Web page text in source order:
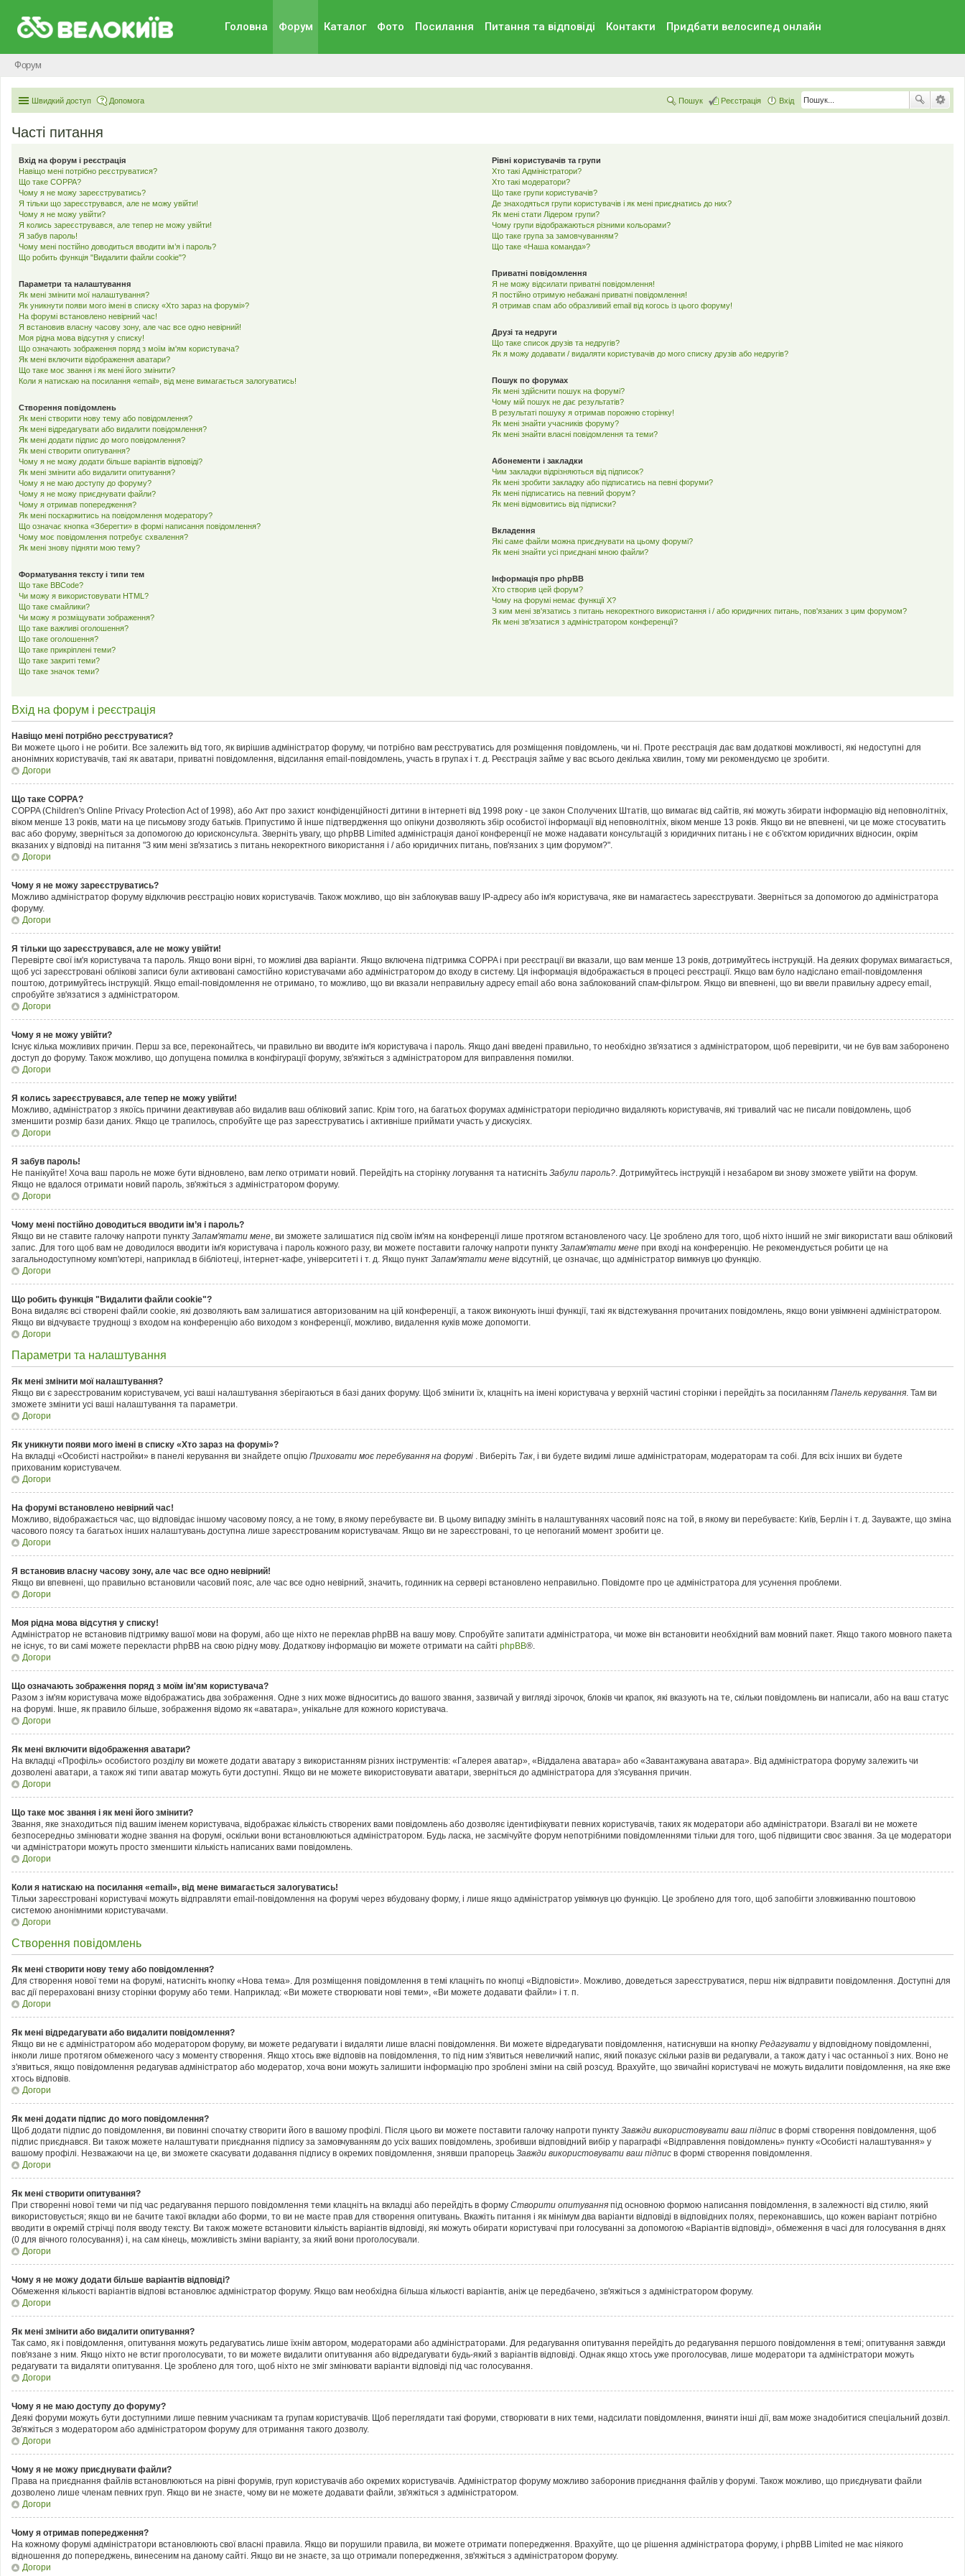
Головна Форум Каталог Фото Посилання Питання та вiдповiдi Контакти Придбати велосипед онлайн
Форум
Швидкий доступ Допомога Вхід
Реєстрація
Пошук
Часті питання
Вхід на форум і реєстрація
Навіщо мені потрібно реєструватися?
Що таке COPPA?
Чому я не можу зареєструватись?
Я тільки що зареєструвався, але не можу увійти!
Чому я не можу увійти?
Я колись зареєструвався, але тепер не можу увійти!
Я забув пароль!
Чому мені постійно доводиться вводити ім’я і пароль?
Що робить функція "Видалити файли cookie"?
Параметри та налаштування
Як мені змінити мої налаштування?
Як уникнути появи мого імені в списку «Хто зараз на форумі»?
На форумі встановлено невірний час!
Я встановив власну часову зону, але час все одно невірний!
Моя рідна мова відсутня у списку!
Що означають зображення поряд з моїм ім'ям користувача?
Як мені включити відображення аватари?
Що таке моє звання і як мені його змінити?
Коли я натискаю на посилання «email», від мене вимагається залогуватись!
Створення повідомлень
Як мені створити нову тему або повідомлення?
Як мені відредагувати або видалити повідомлення?
Як мені додати підпис до мого повідомлення?
Як мені створити опитування?
Чому я не можу додати більше варіантів відповіді?
Як мені змінити або видалити опитування?
Чому я не маю доступу до форуму?
Чому я не можу приєднувати файли?
Чому я отримав попередження?
Як мені поскаржитись на повідомлення модератору?
Що означає кнопка «Зберегти» в формі написання повідомлення?
Чому моє повідомлення потребує схвалення?
Як мені знову підняти мою тему?
Форматування тексту і типи тем
Що таке BBCode?
Чи можу я використовувати HTML?
Що таке смайлики?
Чи можу я розміщувати зображення?
Що таке важливі оголошення?
Що таке оголошення?
Що таке прикріплені теми?
Що таке закриті теми?
Що таке значок теми?
Рівні користувачів та групи
Хто такі Адміністратори?
Хто такі модератори?
Що таке групи користувачів?
Де знаходяться групи користувачів і як мені приєднатись до них?
Як мені стати Лідером групи?
Чому групи відображаються різними кольорами?
Що таке група за замовчуванням?
Що таке «Наша команда»?
Приватні повідомлення
Я не можу відсилати приватні повідомлення!
Я постійно отримую небажані приватні повідомлення!
Я отримав спам або образливий email від когось із цього форуму!
Друзі та недруги
Що таке список друзів та недругів?
Як я можу додавати / видаляти користувачів до мого списку друзів або недругів?
Пошук по форумах
Як мені здійснити пошук на форумі?
Чому мій пошук не дає результатів?
В результаті пошуку я отримав порожню сторінку!
Як мені знайти учасників форуму?
Як мені знайти власні повідомлення та теми?
Абонементи і закладки
Чим закладки відрізняються від підписок?
Як мені зробити закладку або підписатись на певні форуми?
Як мені підписатись на певний форум?
Як мені відмовитись від підписки?
Вкладення
Які саме файли можна приєднувати на цьому форумі?
Як мені знайти усі приєднані мною файли?
Інформація про phpBB
Хто створив цей форум?
Чому на форумі немає функції X?
З ким мені зв'язатись з питань некоректного використання і / або юридичних питань, пов'язаних з цим форумом?
Як мені зв'язатися з адміністратором конференції?
Вхід на форум і реєстрація
Навіщо мені потрібно реєструватися?
Ви можете цього і не робити. Все залежить від того, як вирішив адміністратор форуму, чи потрібно вам реєструватись для розміщення повідомлень, чи ні. Проте реєстрація дає вам додаткові можливості, які недоступні для
анонімних користувачів, такі як аватари, приватні повідомлення, відсилання email-повідомлень, участь в групах і т. д. Реєстрація займе у вас всього декілька хвилин, тому ми рекомендуємо це зробити.
Догори
Що таке COPPA?
COPPA (Children's Online Privacy Protection Act of 1998), або Акт про захист конфіденційності дитини в інтернеті від 1998 року - це закон Сполучених Штатів, що вимагає від сайтів, які можуть збирати інформацію від неповнолітніх,
віком менше 13 років, мати на це письмову згоду батьків. Припустимо й інше підтвердження що опікуни дозволяють збір особистої інформації від неповнолітніх, віком менше 13 років. Якщо ви не впевнені, чи це може стосуватить
вас або форуму, зверніться за допомогою до юрисконсульта. Зверніть увагу, що phpBB Limited адміністрація даної конференції не може надавати консультацій з юридичних питань і не є об'єктом юридичних відносин, окрім
вказаних у відповіді на питання "З ким мені зв'язатись з питань некоректного використання і / або юридичних питань, пов'язаних з цим форумом?".
Догори
Чому я не можу зареєструватись?
Можливо адміністратор форуму відключив реєстрацію нових користувачів. Також можливо, що він заблокував вашу IP-адресу або ім'я користувача, яке ви намагаєтесь зареєструвати. Зверніться за допомогою до адміністратора
форуму.
Догори
Я тільки що зареєструвався, але не можу увійти!
Перевірте свої ім'я користувача та пароль. Якщо вони вірні, то можливі два варіанти. Якщо включена підтримка COPPA і при реєстрації ви вказали, що вам менше 13 років, дотримуйтесь інструкцій. На деяких форумах вимагається,
щоб усі зареєстровані облікові записи були активовані самостійно користувачами або адміністратором до входу в систему. Ця інформація відображається в процесі реєстрації. Якщо вам було надіслано email-повідомлення
поштою, дотримуйтесь інструкцій. Якщо email-повідомлення не отримано, то можливо, що ви вказали неправильну адресу email або вона заблокований спам-фільтром. Якщо ви впевнені, що ви ввели правильну адресу email,
спробуйте зв'язатися з адміністратором.
Догори
Чому я не можу увійти?
Існує кілька можливих причин. Перш за все, переконайтесь, чи правильно ви вводите ім'я користувача і пароль. Якщо дані введені правильно, то необхідно зв'язатися з адміністратором, щоб перевірити, чи не був вам заборонено
доступ до форуму. Також можливо, що допущена помилка в конфігурації форуму, зв'яжіться з адміністратором для виправлення помилки.
Догори
Я колись зареєструвався, але тепер не можу увійти!
Можливо, адміністратор з якоїсь причини деактивував або видалив ваш обліковий запис. Крім того, на багатьох форумах адміністратори періодично видаляють користувачів, які тривалий час не писали повідомлень, щоб
зменшити розмір бази даних. Якщо це трапилось, спробуйте ще раз зареєструватись і активніше приймати участь у дискусіях.
Догори
Я забув пароль!
Не панікуйте! Хоча ваш пароль не може бути відновлено, вам легко отримати новий. Перейдіть на сторінку логування та натисніть Забули пароль?. Дотримуйтесь інструкцій і незабаром ви знову зможете увійти на форум.
Якщо не вдалося отримати новий пароль, зв'яжіться з адміністратором форуму.
Догори
Чому мені постійно доводиться вводити ім’я і пароль?
Якщо ви не ставите галочку напроти пункту Запам'ятати мене, ви зможете залишатися під своїм ім'ям на конференції лише протягом встановленого часу. Це зроблено для того, щоб ніхто інший не зміг використати ваш обліковий
запис. Для того щоб вам не доводилося вводити ім'я користувача і пароль кожного разу, ви можете поставити галочку напроти пункту Запам'ятати мене при вході на конференцію. Не рекомендується робити це на
загальнодоступному комп'ютері, наприклад в бібліотеці, інтернет-кафе, університеті і т. д. Якщо пункт Запам'ятати мене відсутній, це означає, що адміністратор вимкнув цю функцію.
Догори
Що робить функція "Видалити файли cookie"?
Вона видаляє всі створені файли cookie, які дозволяють вам залишатися авторизованим на цій конференції, а також виконують інші функції, такі як відстежування прочитаних повідомлень, якщо вони увімкнені адміністратором.
Якщо ви відчуваєте труднощі з входом на конференцію або виходом з конференції, можливо, видалення куків може допомогти.
Догори
Параметри та налаштування
Як мені змінити мої налаштування?
Якщо ви є зареєстрованим користувачем, усі ваші налаштування зберігаються в базі даних форуму. Щоб змінити їх, клацніть на імені користувача у верхній частині сторінки і перейдіть за посиланням Панель керування. Там ви
зможете змінити усі ваші налаштування та параметри.
Догори
Як уникнути появи мого імені в списку «Хто зараз на форумі»?
На вкладці «Особисті настройки» в панелі керування ви знайдете опцію Приховати моє перебування на форумі . Виберіть Так, і ви будете видимі лише адміністраторам, модераторам та собі. Для всіх інших ви будете
прихованим користувачем.
Догори
На форумі встановлено невірний час!
Можливо, відображається час, що відповідає іншому часовому поясу, а не тому, в якому перебуваєте ви. В цьому випадку змініть в налаштуваннях часовий пояс на той, в якому ви перебуваєте: Київ, Берлін і т. д. Зауважте, що зміна
часового поясу та багатьох інших налаштувань доступна лише зареєстрованим користувачам. Якщо ви не зареєстровані, то це непоганий момент зробити це.
Догори
Я встановив власну часову зону, але час все одно невірний!
Якщо ви впевнені, що правильно встановили часовий пояс, але час все одно невірний, значить, годинник на сервері встановлено неправильно. Повідомте про це адміністратора для усунення проблеми.
Догори
Моя рідна мова відсутня у списку!
Адміністратор не встановив підтримку вашої мови на форумі, або ще ніхто не переклав phpBB на вашу мову. Спробуйте запитати адміністратора, чи може він встановити необхідний вам мовний пакет. Якщо такого мовного пакета
не існує, то ви самі можете перекласти phpBB на свою рідну мову. Додаткову інформацію ви можете отримати на сайті phpBB®.
Догори
Що означають зображення поряд з моїм ім'ям користувача?
Разом з ім'ям користувача може відображатись два зображення. Одне з них може відноситись до вашого звання, зазвичай у вигляді зірочок, блоків чи крапок, які вказують на те, скільки повідомлень ви написали, або на ваш статус
на форумі. Інше, як правило більше, зображення відомо як «аватара», унікальне для кожного користувача.
Догори
Як мені включити відображення аватари?
На вкладці «Профіль» особистого розділу ви можете додати аватару з використанням різних інструментів: «Галерея аватар», «Віддалена аватара» або «Завантажувана аватара». Від адміністратора форуму залежить чи
дозволені аватари, а також які типи аватар можуть бути доступні. Якщо ви не можете використовувати аватари, зверніться до адміністратора для з'ясування причин.
Догори
Що таке моє звання і як мені його змінити?
Звання, яке знаходиться під вашим іменем користувача, відображає кількість створених вами повідомлень або дозволяє ідентифікувати певних користувачів, таких як модератори або адміністратори. Взагалі ви не можете
безпосередньо змінювати жодне звання на форумі, оскільки вони встановлюються адміністратором. Будь ласка, не засмічуйте форум непотрібними повідомленнями тільки для того, щоб підвищити своє звання. За це модератори
чи адміністратори можуть просто зменшити кількість написаних вами повідомлень.
Догори
Коли я натискаю на посилання «email», від мене вимагається залогуватись!
Тільки зареєстровані користувачі можуть відправляти email-повідомлення на форумі через вбудовану форму, і лише якщо адміністратор увімкнув цю функцію. Це зроблено для того, щоб запобігти зловживанню поштовою
системою анонімними користувачами.
Догори
Створення повідомлень
Як мені створити нову тему або повідомлення?
Для створення нової теми на форумі, натисніть кнопку «Нова тема». Для розміщення повідомлення в темі клацніть по кнопці «Відповісти». Можливо, доведеться зареєструватися, перш ніж відправити повідомлення. Доступні для
вас дії перераховані внизу сторінки форуму або теми. Наприклад: «Ви можете створювати нові теми», «Ви можете додавати файли» і т. п.
Догори
Як мені відредагувати або видалити повідомлення?
Якщо ви не є адміністратором або модератором форуму, ви можете редагувати і видаляти лише власні повідомлення. Ви можете відредагувати повідомлення, натиснувши на кнопку Редагувати у відповідному повідомленні,
інколи лише протягом обмеженого часу з моменту створення. Якщо хтось вже відповів на повідомлення, то під ним з'явиться невеличкий напис, який показує скільки разів ви редагували, а також дату і час останньої з них. Воно не
з'явиться, якщо повідомлення редагував адміністратор або модератор, хоча вони можуть залишити інформацію про зроблені зміни на свій розсуд. Врахуйте, що звичайні користувачі не можуть видалити повідомлення, на яке вже
хтось відповів.
Догори
Як мені додати підпис до мого повідомлення?
Щоб додати підпис до повідомлення, ви повинні спочатку створити його в вашому профілі. Після цього ви можете поставити галочку напроти пункту Завжди використовувати ваш підпис в формі створення повідомлення, щоб
підпис приєднався. Ви також можете налаштувати приєднання підпису за замовчуванням до усіх ваших повідомлень, зробивши відповідний вибір у параграфі «Відправлення повідомлень» пункту «Особисті налаштування» у
вашому профілі. Незважаючи на це, ви зможете скасувати додавання підпису в окремих повідомлення, знявши прапорець Завжди використовувати ваш підпис в формі створення повідомлення.
Догори
Як мені створити опитування?
При створенні нової теми чи під час редагування першого повідомлення теми клацніть на вкладці або перейдіть в форму Створити опитування під основною формою написання повідомлення, в залежності від стилю, який
використовується; якщо ви не бачите такої вкладки або форми, то ви не маєте прав для створення опитувань. Вкажіть питання і як мінімум два варіанти відповіді в відповідних полях, переконавшись, що кожен варіант потрібно
вводити в окремій стрічці поля вводу тексту. Ви також можете встановити кількість варіантів відповіді, які можуть обирати користувачі при голосуванні за допомогою «Варіантів відповіді», обмеження в часі для голосування в днях
(0 для вічного голосування) і, на сам кінець, можливість зміни варіанту, за який вони проголосували.
Догори
Чому я не можу додати більше варіантів відповіді?
Обмеження кількості варіантів відпові встановлює адміністратор форуму. Якщо вам необхідна більша кількості варіантів, аніж це передбачено, зв'яжіться з адміністратором форуму.
Догори
Як мені змінити або видалити опитування?
Так само, як і повідомлення, опитування можуть редагуватись лише їхнім автором, модераторами або адміністраторами. Для редагування опитування перейдіть до редагування першого повідомлення в темі; опитування завжди
пов'язане з ним. Якщо ніхто не встиг проголосувати, то ви можете видалити опитування або відредагувати будь-який з варіантів відповіді. Однак якщо хтось уже проголосував, лише модератори та адміністратори можуть
редагувати та видаляти опитування. Це зроблено для того, щоб ніхто не зміг змінювати варіанти відповіді під час голосування.
Догори
Чому я не маю доступу до форуму?
Деякі форуми можуть бути доступними лише певним учасникам та групам користувачів. Щоб переглядати такі форуми, створювати в них теми, надсилати повідомлення, вчиняти інші дії, вам може знадобитися спеціальний дозвіл.
Зв'яжіться з модератором або адміністратором форуму для отримання такого дозволу.
Догори
Чому я не можу приєднувати файли?
Права на приєднання файлів встановлюються на рівні форумів, груп користувачів або окремих користувачів. Адміністратор форуму можливо заборонив приєднання файлів у форумі. Також можливо, що приєднувати файли
дозволено лише членам певних груп. Якщо ви не знаєте, чому ви не можете додавати файли, зв'яжіться з адміністратором.
Догори
Чому я отримав попередження?
На кожному форумі адміністратори встановлюють свої власні правила. Якщо ви порушили правила, ви можете отримати попередження. Врахуйте, що це рішення адміністратора форуму, і phpBB Limited не має ніякого
відношення до попереджень, винесеним на даному сайті. Якщо ви не знаєте, за що отримали попередження, зв'яжіться з адміністратором форуму.
Догори